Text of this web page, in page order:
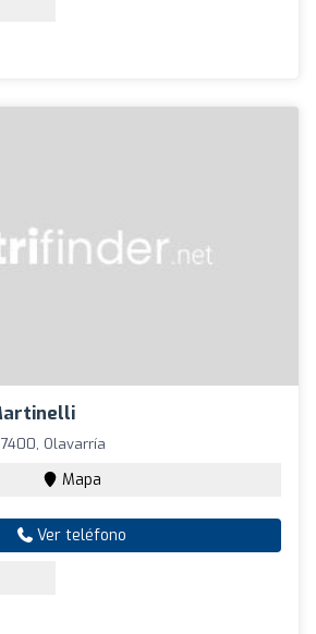
Olavarría
Mapa
Ver teléfono